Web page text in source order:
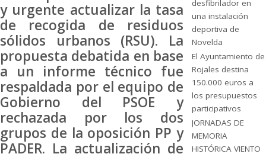
y urgente actualizar la tasa
de recogida de residuos
sólidos urbanos (RSU). La
propuesta debatida en base
a un informe técnico fue
respaldada por el equipo de
Gobierno del PSOE y
rechazada por los dos
grupos de la oposición PP y
PADER. La actualización de
desfibrilador en
una instalación
deportiva de
Novelda
El Ayuntamiento de
Rojales destina
150.000 euros a
los presupuestos
participativos
JORNADAS DE
MEMORIA
HISTÓRICA VIENTO